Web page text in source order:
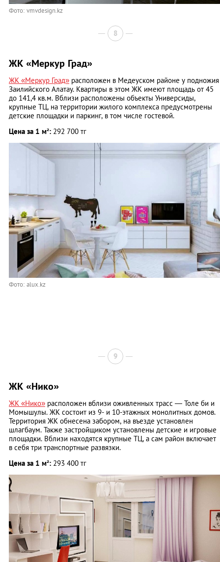
Фото: vmvdesign.kz
8
ЖК «Меркур Град»
ЖК «Меркур Град» расположен в Медеуском районе у подножия
Заилийского Алатау. Квартиры в этом ЖК имеют площадь от 45
до 141,4 кв.м. Вблизи расположены объекты Универсиды,
крупные ТЦ, на территории жилого комплекса предусмотрены
детские площадки и паркинг, в том числе гостевой.
Цена за 1 м²: 292 700 тг
Фото: alux.kz
9
ЖК «Нико»
ЖК «Нико» расположен вблизи оживленных трасс — Толе би и
Момышулы. ЖК состоит из 9- и 10-этажных монолитных домов.
Территория ЖК обнесена забором, на въезде установлен
шлагбаум. Также застройщиком установлены детские и игровые
площадки. Вблизи находятся крупные ТЦ, а сам район включает
в себя три транспортные развязки.
Цена за 1 м²: 293 400 тг